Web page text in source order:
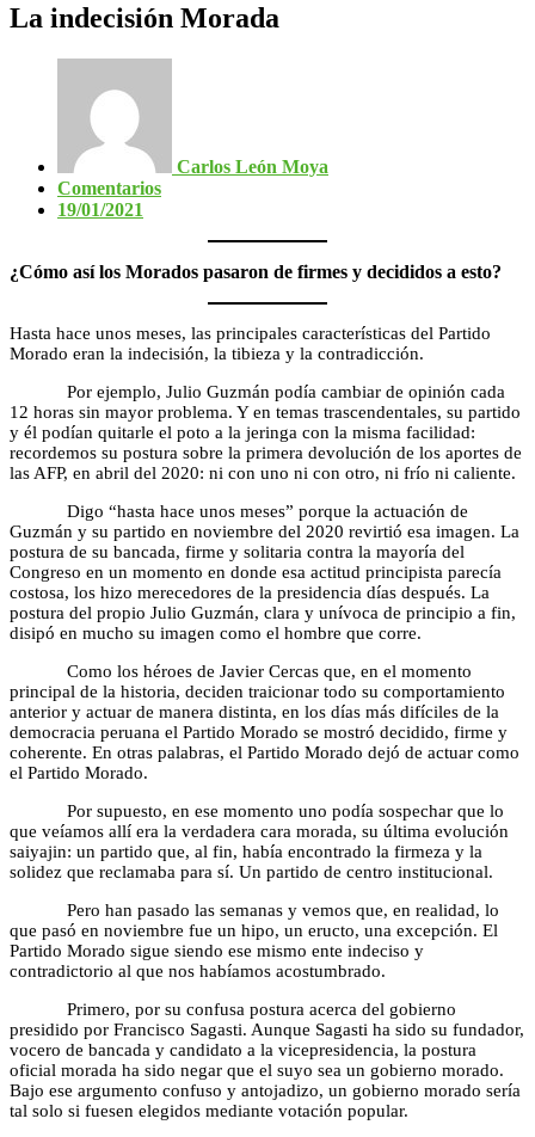
La indecisión Morada
Carlos León Moya
Comentarios
19/01/2021
¿Cómo así los Morados pasaron de firmes y decididos a esto?
Hasta hace unos meses, las principales características del Partido
Morado eran la indecisión, la tibieza y la contradicción.
Por ejemplo, Julio Guzmán podía cambiar de opinión cada
12 horas sin mayor problema. Y en temas trascendentales, su partido
y él podían quitarle el poto a la jeringa con la misma facilidad:
recordemos su postura sobre la primera devolución de los aportes de
las AFP, en abril del 2020: ni con uno ni con otro, ni frío ni caliente.
Digo “hasta hace unos meses” porque la actuación de
Guzmán y su partido en noviembre del 2020 revirtió esa imagen. La
postura de su bancada, firme y solitaria contra la mayoría del
Congreso en un momento en donde esa actitud principista parecía
costosa, los hizo merecedores de la presidencia días después. La
postura del propio Julio Guzmán, clara y unívoca de principio a fin,
disipó en mucho su imagen como el hombre que corre.
Como los héroes de Javier Cercas que, en el momento
principal de la historia, deciden traicionar todo su comportamiento
anterior y actuar de manera distinta, en los días más difíciles de la
democracia peruana el Partido Morado se mostró decidido, firme y
coherente. En otras palabras, el Partido Morado dejó de actuar como
el Partido Morado.
Por supuesto, en ese momento uno podía sospechar que lo
que veíamos allí era la verdadera cara morada, su última evolución
saiyajin: un partido que, al fin, había encontrado la firmeza y la
solidez que reclamaba para sí. Un partido de centro institucional.
Pero han pasado las semanas y vemos que, en realidad, lo
que pasó en noviembre fue un hipo, un eructo, una excepción. El
Partido Morado sigue siendo ese mismo ente indeciso y
contradictorio al que nos habíamos acostumbrado.
Primero, por su confusa postura acerca del gobierno
presidido por Francisco Sagasti. Aunque Sagasti ha sido su fundador,
vocero de bancada y candidato a la vicepresidencia, la postura
oficial morada ha sido negar que el suyo sea un gobierno morado.
Bajo ese argumento confuso y antojadizo, un gobierno morado sería
tal solo si fuesen elegidos mediante votación popular.